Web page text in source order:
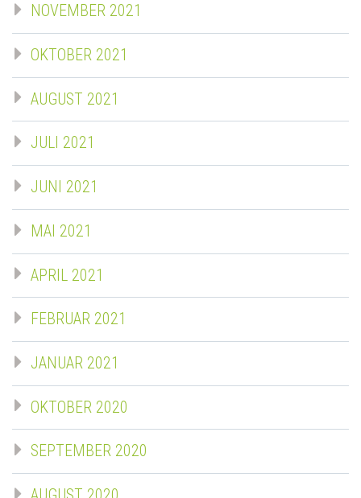
NOVEMBER 2021
OKTOBER 2021
AUGUST 2021
JULI 2021
JUNI 2021
MAI 2021
APRIL 2021
FEBRUAR 2021
JANUAR 2021
OKTOBER 2020
SEPTEMBER 2020